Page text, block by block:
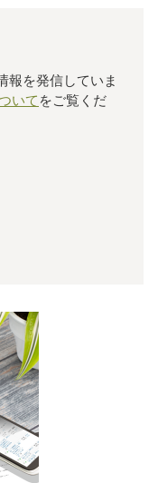
報を発信していま
いて をご覧くだ